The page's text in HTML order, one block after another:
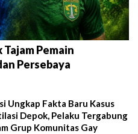
Tajam Pemain
Persebaya
Ungkap Fakta Baru Kasus
Depok, Pelaku Tergabung
Grup Komunitas Gay